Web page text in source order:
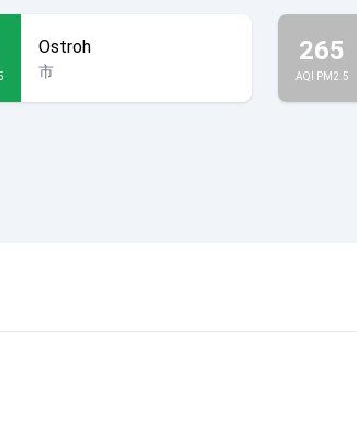
Ostroh
市
265
AQI PM2.5